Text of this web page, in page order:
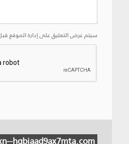
سيتم عرض التعليق على إدارة الموقع
hgbjaad9ax7mta.com